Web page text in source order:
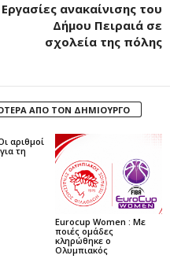
Εργασίες ανακαίνισης του
Δήμου Πειραιά σε
σχολεία της πόλης
ΑΠΟ ΤΟΝ ΔΗΜΙΟΥΡΓΟ
αριθμοί
τη
Eurocup Women : Με
ποιές ομάδες
κληρώθηκε ο
Ολυμπιακός